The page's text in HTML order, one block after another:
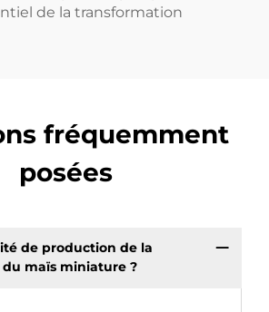
de la transformation
fréquemment
posées
de production de la
maïs miniature ?